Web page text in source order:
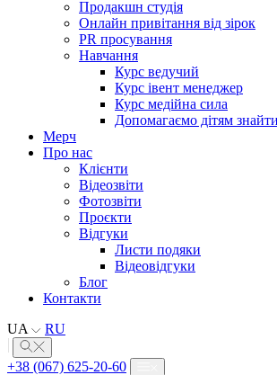
Продакшн студія
Онлайн привітання від зірок
PR просування
Навчання
Курс ведучий
Курс івент менеджер
Курс медійна сила
Допомагаємо дітям
Мерч
Про нас
Клієнти
Відеозвіти
Фотозвіти
Проєкти
Відгуки
Листи подяки
Відеовідгуки
Блог
Контакти
UA
RU
+38 (067) 625-20-60